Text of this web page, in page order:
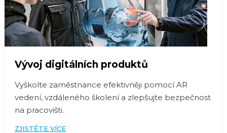
Vývoj digitálních produktů
Vyškolte zaměstnance efektivněji pomocí AR
vedení, vzdáleného školení a zlepšujte bezpečnost
na pracovišti.
ZJISTĚTE VÍCE